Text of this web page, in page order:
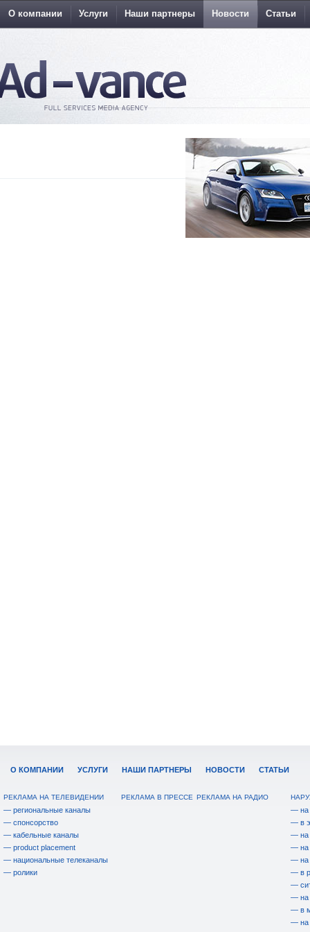
О компании Услуги Наши партнеры Новости Статьи
О КОМПАНИИ УСЛУГИ НАШИ ПАРТНЕРЫ НОВОСТИ СТАТЬИ
РЕКЛАМА НА ТЕЛЕВИДЕНИИ
— региональные каналы
— спонсорство
— кабельные каналы
— product placement
— национальные телеканалы
— ролики
РЕКЛАМА В ПРЕССЕ РЕКЛАМА НА РАДИО
— на
— в
— на
— на
— на
— в
—
— на
— в
— на